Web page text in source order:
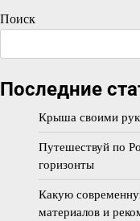
Поиск
Последние
Крыша своими
Путешествуй по
горизонты
Какую
материалов и